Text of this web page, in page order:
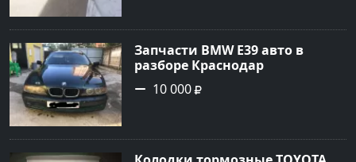
Запчасти BMW E39 авто в
разборе Краснодар
10 000